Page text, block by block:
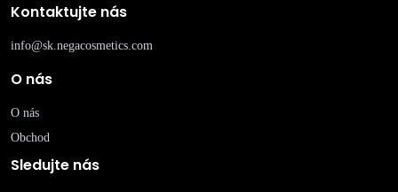
O nás
O nás
Obchod
Sledujte nás
Kontaktujte nás
info@sk.negacosmetics.com